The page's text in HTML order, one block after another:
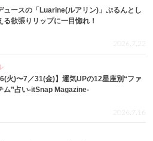
ュースの「Luarine(ルアリン)」ぷるんとし
る欲張りリップに一目惚れ！
2026.7.22
火)〜7／31(金)】運気UPの12星座別“ファ
ム”占い-itSnap Magazine-
2026.7.16